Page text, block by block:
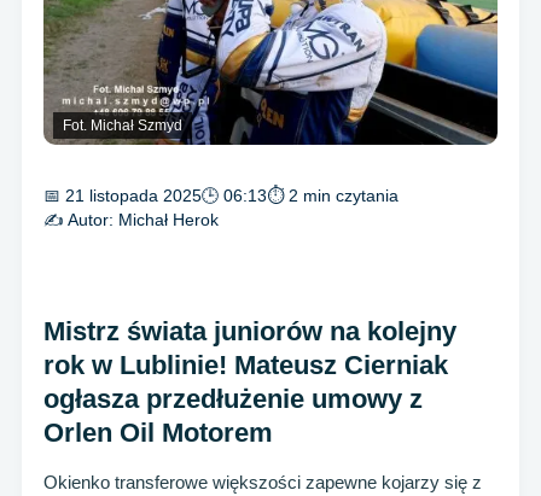
Fot. Michał Szmyd
📅 21 listopada 2025🕒 06:13⏱ 2 min czytania
✍️ Autor: Michał Herok
Mistrz świata juniorów na kolejny
rok w Lublinie! Mateusz Cierniak
ogłasza przedłużenie umowy z
Orlen Oil Motorem
Okienko transferowe większości zapewne kojarzy się z